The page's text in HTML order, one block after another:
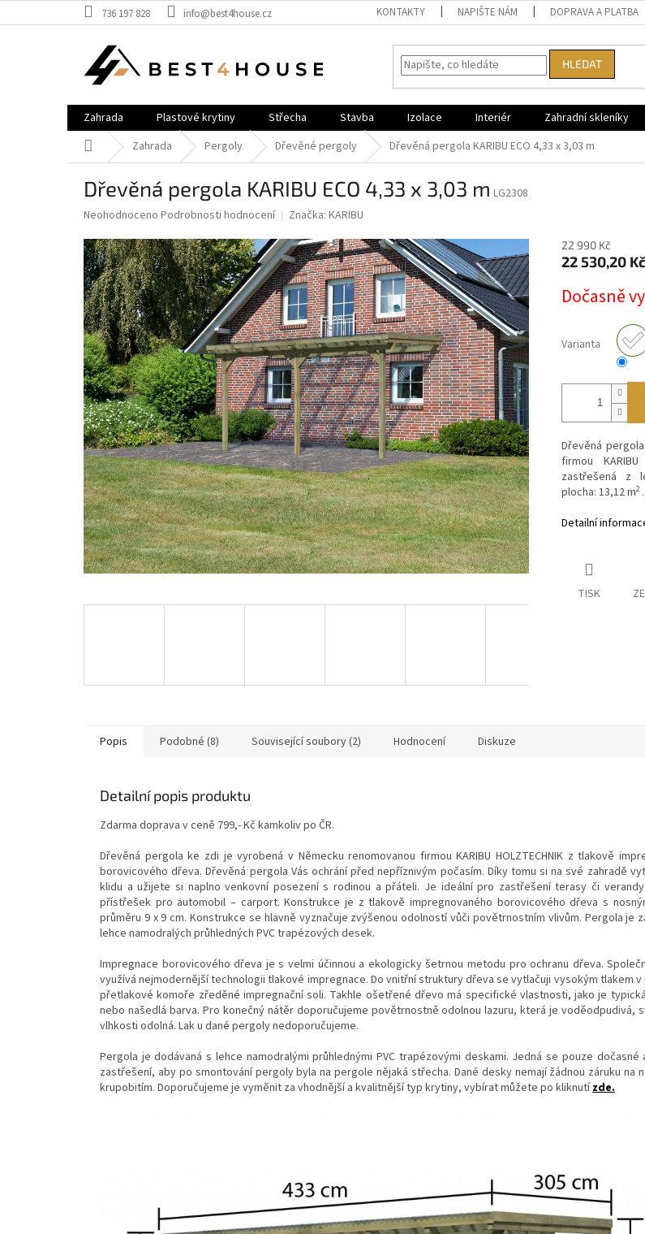
na
736 197 828 info@best4house.cz KONTAKTY NAPIŠTE NÁM DOPRAVA A PLATBA
HLEDAT
Zahrada Plastové krytiny Střecha Stavba Izolace Interiér Zahradní skleníky
Domů Zahrada Pergoly Dřevěné pergoly Dřevěná pergola KARIBU ECO 4,33 x 3,03 m
Dřevěná pergola KARIBU ECO 4,33 x 3,03 m LG2308
Průměrné
produktu
je
0,0
z
5
hvězdiček.
Neohodnoceno Podrobnosti hodnocení Značka: KARIBU
22 990 Kč
22 530,20 Kč
cena:
Dočasně
Varianta
Dřevěná
firmou
zastřešená z
plocha: 13,12 m2 .
Detailní
TISK
Popis Podobné (8) Související soubory (2) Hodnocení Diskuze
Detailní popis produktu
Zdarma doprava v ceně 799,- Kč kamkoliv po ČR.
Dřevěná pergola ke zdi je vyrobená v Německu renomovanou firmou KARIBU HOLZTECHNIK z tlakově
borovicového dřeva. Dřevěná pergola Vás ochrání před nepříznivým počasím. Díky tomu si na své zahradě
klidu a užijete si naplno venkovní posezení s rodinou a přáteli. Je ideální pro zastřešení terasy či
přístřešek pro automobil – carport. Konstrukce je z tlakově impregnovaného borovicového dřeva s
průměru 9 x 9 cm. Konstrukce se hlavně vyznačuje zvýšenou odolností vůči povětrnostním vlivům. Pergola je
lehce namodralých průhledných PVC trapézových desek.
Impregnace borovicového dřeva je s velmi účinnou a ekologicky šetrnou metodu pro ochranu dřeva.
využívá nejmodernější technologii tlakové impregnace. Do vnitřní struktury dřeva se vytlačuji vysokým tlakem
přetlakové komoře zředěné impregnační soli. Takhle ošetřené dřevo má specifické vlastnosti, jako je
nebo našedlá barva. Pro konečný nátěr doporučujeme povětrnostně odolnou lazuru, která je voděodpudivá,
vlhkosti odolná. Lak u dané pergoly nedoporučujeme.
Pergola je dodávaná s lehce namodralými průhlednými PVC trapézovými deskami. Jedná se pouze dočasné
zastřešení, aby po smontování pergoly byla na pergole nějaká střecha. Dané desky nemají žádnou záruku na
krupobitím. Doporučujeme je vyměnit za vhodnější a kvalitnější typ krytiny, vybírat můžete po kliknutízde.